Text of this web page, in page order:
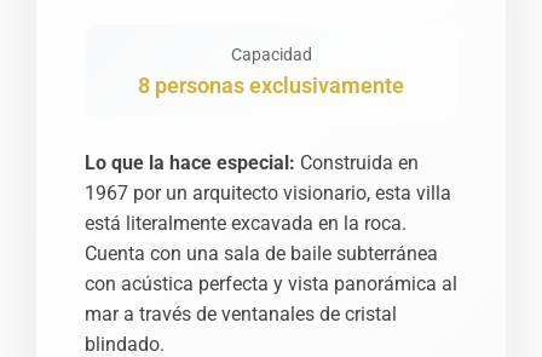
Capacidad
8 personas exclusivamente
Lo que la hace especial: Construida en
1967 por un arquitecto visionario, esta villa
está literalmente excavada en la roca.
Cuenta con una sala de baile subterránea
con acústica perfecta y vista panorámica al
mar a través de ventanales de cristal
blindado.